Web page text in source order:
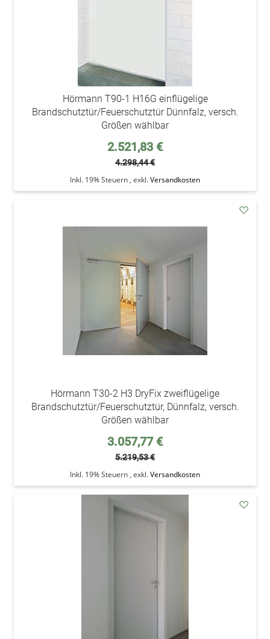
Hörmann T90-1 H16G einflügelige
Brandschutztür/Feuerschutztür Dünnfalz, versch.
Größen wählbar
Sonderpreis
2.521,83 €
4.298,44 €
Inkl. 19% Steuern , exkl.Versandkosten
Hörmann T30-2 H3 DryFix zweiflügelige
Brandschutztür/Feuerschutztür, Dünnfalz, versch.
Größen wählbar
Sonderpreis
3.057,77 €
5.219,53 €
Inkl. 19% Steuern , exkl.Versandkosten